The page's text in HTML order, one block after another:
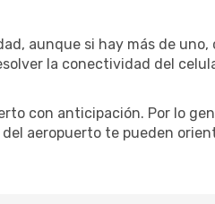
aunque si hay más de
la conectividad del
con anticipación. Por lo
aeropuerto te pueden